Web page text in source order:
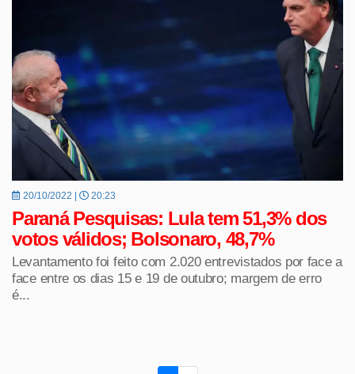
20/10/2022 | 20:23
Paraná Pesquisas: Lula tem 51,3% dos
votos válidos; Bolsonaro, 48,7%
Levantamento foi feito com 2.020 entrevistados por face a
face entre os dias 15 e 19 de outubro; margem de erro
é...